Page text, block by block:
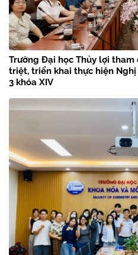
Trường Đại học Thủy lợi
triệt, triển khai thực hiện
3 khóa XIV